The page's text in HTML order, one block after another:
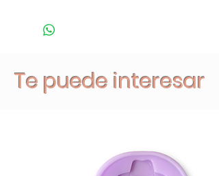
Te puede interesar